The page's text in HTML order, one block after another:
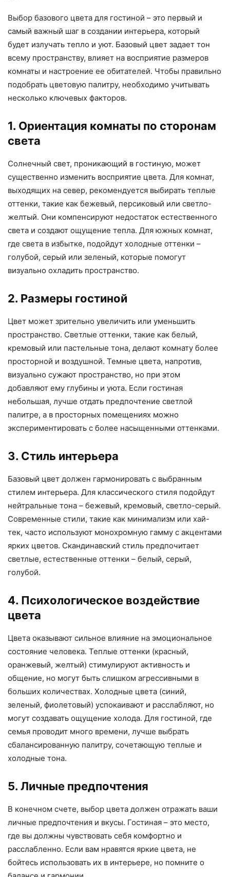
Выбор базового цвета для гостиной – это первый и
самый важный шаг в создании интерьера, который
будет излучать тепло и уют. Базовый цвет задает тон
всему пространству, влияет на восприятие размеров
комнаты и настроение ее обитателей. Чтобы правильно
подобрать цветовую палитру, необходимо учитывать
несколько ключевых факторов.
1. Ориентация комнаты по сторонам
света
Солнечный свет, проникающий в гостиную, может
существенно изменить восприятие цвета. Для комнат,
выходящих на север, рекомендуется выбирать теплые
оттенки, такие как бежевый, персиковый или светло-
желтый. Они компенсируют недостаток естественного
света и создают ощущение тепла. Для южных комнат,
где света в избытке, подойдут холодные оттенки –
голубой, серый или зеленый, которые помогут
визуально охладить пространство.
2. Размеры гостиной
Цвет может зрительно увеличить или уменьшить
пространство. Светлые оттенки, такие как белый,
кремовый или пастельные тона, делают комнату более
просторной и воздушной. Темные цвета, напротив,
визуально сужают пространство, но при этом
добавляют ему глубины и уюта. Если гостиная
небольшая, лучше отдать предпочтение светлой
палитре, а в просторных помещениях можно
экспериментировать с более насыщенными оттенками.
3. Стиль интерьера
Базовый цвет должен гармонировать с выбранным
стилем интерьера. Для классического стиля подойдут
нейтральные тона – бежевый, кремовый, светло-серый.
Современные стили, такие как минимализм или хай-
тек, часто используют монохромную гамму с акцентами
ярких цветов. Скандинавский стиль предпочитает
светлые, естественные оттенки – белый, серый,
голубой.
4. Психологическое воздействие
цвета
Цвета оказывают сильное влияние на эмоциональное
состояние человека. Теплые оттенки (красный,
оранжевый, желтый) стимулируют активность и
общение, но могут быть слишком агрессивными в
больших количествах. Холодные цвета (синий,
зеленый, фиолетовый) успокаивают и расслабляют, но
могут создавать ощущение холода. Для гостиной, где
семья проводит много времени, лучше выбрать
сбалансированную палитру, сочетающую теплые и
холодные тона.
5. Личные предпочтения
В конечном счете, выбор цвета должен отражать ваши
личные предпочтения и вкусы. Гостиная – это место,
где вы должны чувствовать себя комфортно и
расслабленно. Если вам нравятся яркие цвета, не
бойтесь использовать их в интерьере, но помните о